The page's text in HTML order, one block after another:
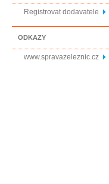
Registrovat dodavatele
ODKAZY
www.spravazeleznic.cz